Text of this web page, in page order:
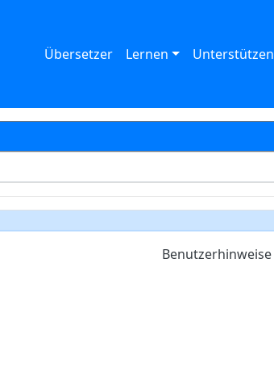
Übersetzer Lernen Unterstützen
Benutzerhinweise